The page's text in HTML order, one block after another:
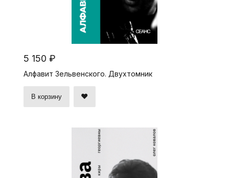
5 150 ₽
Алфавит Зельвенского. Двухтомник
В корзину